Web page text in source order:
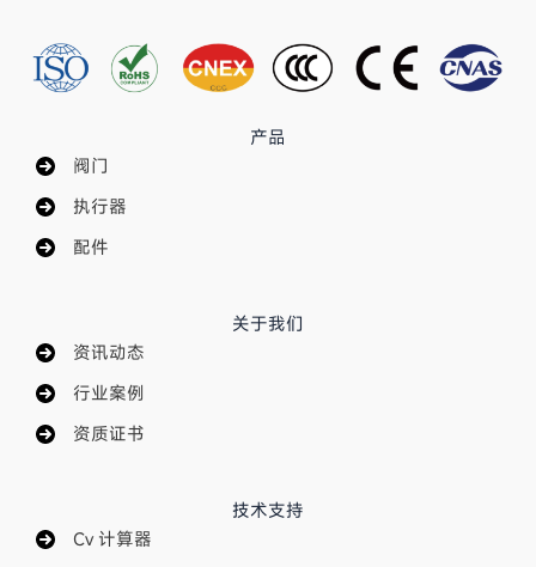
产品
阀门
执行器
配件
关于我们
资讯动态
行业案例
资质证书
技术支持
Cv 计算器